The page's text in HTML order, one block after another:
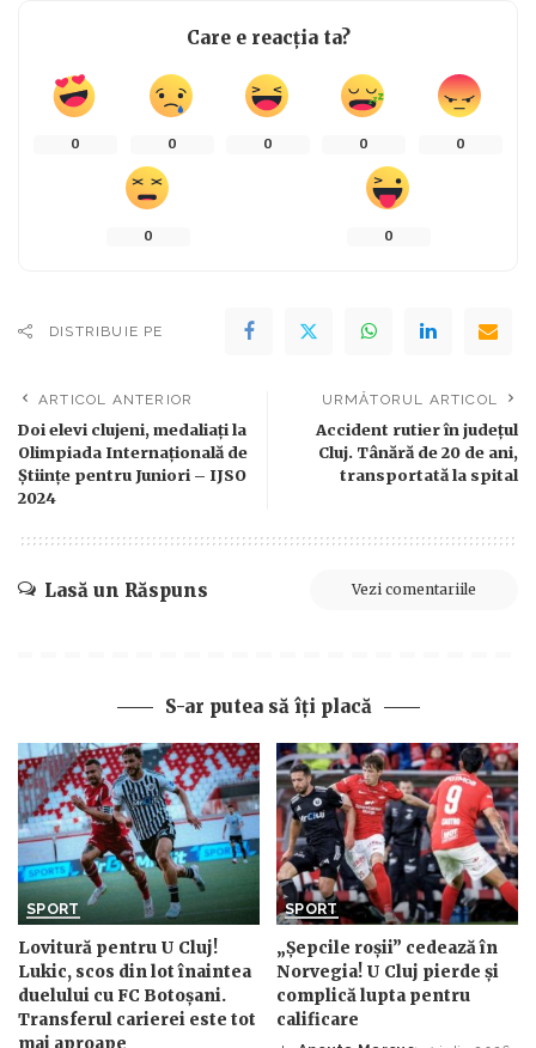
Care e reacția ta?
0 0 0 0 0
0 0
DISTRIBUIE PE
ARTICOL ANTERIOR
Doi elevi clujeni, medaliaţi la
Olimpiada Internațională de
Științe pentru Juniori – IJSO
2024
URMĂTORUL ARTICOL
Accident rutier în judeţul
Cluj. Tânără de 20 de ani,
transportată la spital
Lasă un Răspuns Vezi comentariile
S-ar putea să îți placă
SPORT
Lovitură pentru U Cluj!
Lukic, scos din lot înaintea
duelului cu FC Botoșani.
Transferul carierei este tot
mai aproape
SPORT
„Șepcile roșii” cedează în
Norvegia! U Cluj pierde și
complică lupta pentru
calificare